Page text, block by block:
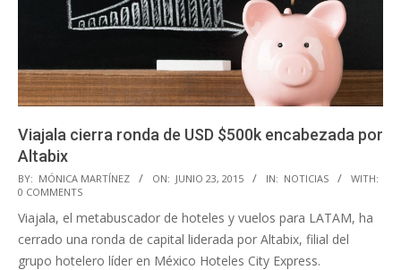
Viajala cierra ronda de USD $500k encabezada por
Altabix
2015-
06-
23
BY: MÓNICA MARTÍNEZ ON: JUNIO 23, 2015 IN: NOTICIAS
WITH:
0 COMMENTS
Viajala, el metabuscador de hoteles y vuelos para LATAM, ha
cerrado una ronda de capital liderada por Altabix, filial del
grupo hotelero líder en México Hoteles City Express.